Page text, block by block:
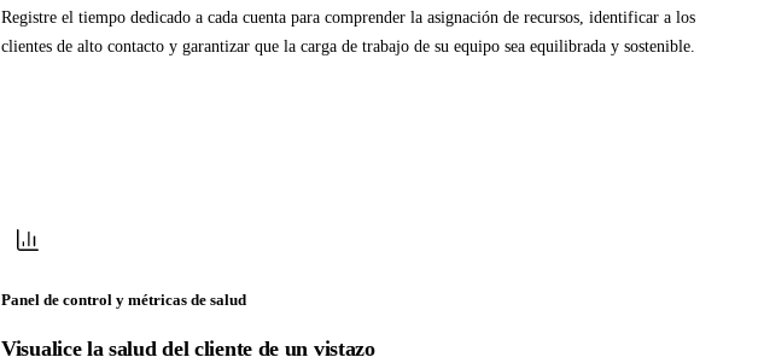
Registre el tiempo dedicado a cada cuenta para comprender la asignación de recursos, identificar a los
clientes de alto contacto y garantizar que la carga de trabajo de su equipo sea equilibrada y sostenible.
Panel de control y métricas de salud
Visualice la salud del cliente de un vistazo